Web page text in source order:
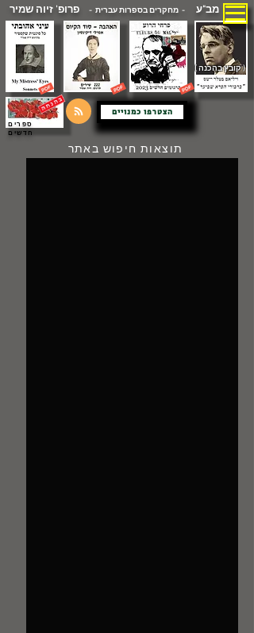
מב"ע - מחקרים בספרות עברית -פרופ' זיוה שמיר
( קובץ בהכנה )
הצטרפו כמנויים
ספרים
חדשים
תוצאות חיפוש באתר